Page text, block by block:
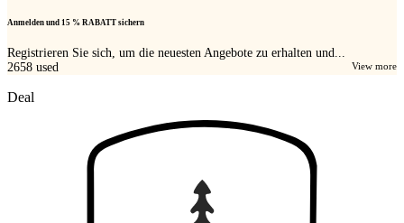
Anmelden und 15 % RABATT sichern
Registrieren Sie sich, um die neuesten Angebote zu erhalten und...
View more
2658 used
Deal